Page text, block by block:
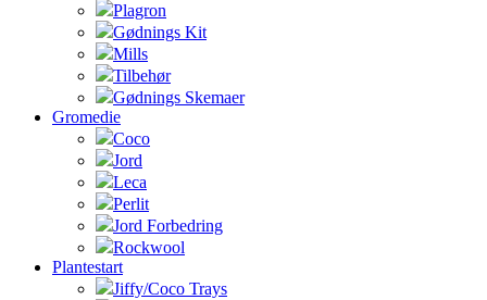
Plagron
Gødnings Kit
Mills
Tilbehør
Gødnings Skemaer
Gromedie
Coco
Jord
Leca
Perlit
Jord Forbedring
Rockwool
Plantestart
Jiffy/Coco Trays